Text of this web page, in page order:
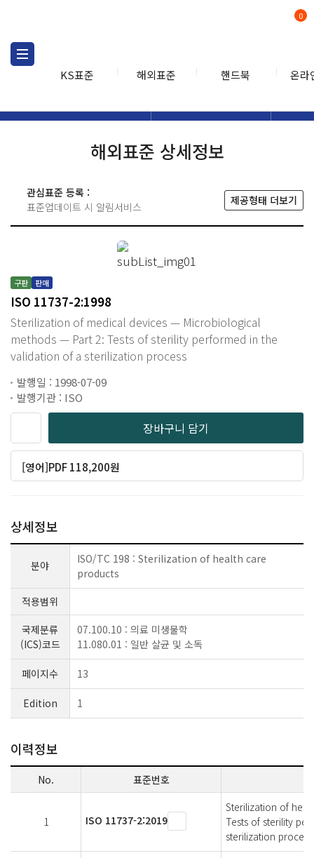
KS표준 해외표준 핸드북 온라
0
해외표준 상세정보
관심표준 등록 :
표준업데이트 시 알림서비스
제공형태 더보기
구판 판매
ISO 11737-2:1998
Sterilization of medical devices — Microbiological
methods — Part 2: Tests of sterility performed in the
validation of a sterilization process
발행일 : 1998-07-09
발행기관 : ISO
장바구니 담기
[영어]PDF 118,200원
상세정보
분야
ISO/TC 198 : Sterilization of health care
products
적용범위
국제분류
(ICS)코드
07.100.10 : 의료 미생물학
11.080.01 : 일반 살균 및 소독
페이지수 13
Edition 1
이력정보
No. 표준번호
1 ISO 11737-2:2019
Sterilization of
Tests of sterility
sterilization process